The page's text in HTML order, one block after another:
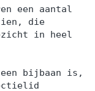
een aantal
die
in heel
een bijbaan is,